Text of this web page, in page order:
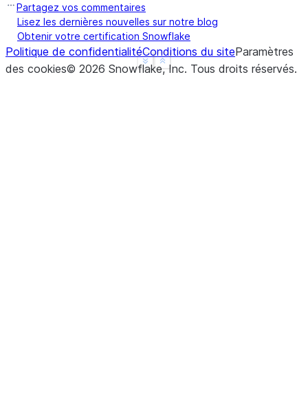
Show less
See more
Partagez vos commentaires
Lisez les dernières nouvelles sur notre blog
Obtenir votre certification Snowflake
Politique de confidentialitéConditions du siteParamètres
des cookies© 2026 Snowflake, Inc. Tous droits réservés.